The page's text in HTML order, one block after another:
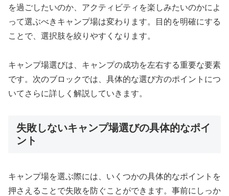
を過ごしたいのか、アクティビティを楽しみたいのかによ
って選ぶべきキャンプ場は変わります。目的を明確にする
ことで、選択肢を絞りやすくなります。
キャンプ場選びは、キャンプの成功を左右する重要な要素
です。次のブロックでは、具体的な選び方のポイントにつ
いてさらに詳しく解説していきます。
失敗しないキャンプ場選びの具体的なポイ
ント
キャンプ場を選ぶ際には、いくつかの具体的なポイントを
押さえることで失敗を防ぐことができます。事前にしっか